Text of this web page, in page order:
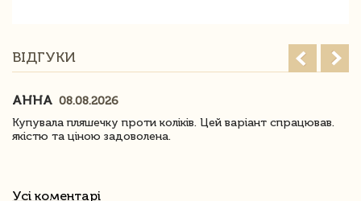
ВІДГУКИ
АННА 08.08.2026
Купувала пляшечку проти коліків. Цей варіант спрацював.
якістю та ціною задоволена.
Усі коментарі